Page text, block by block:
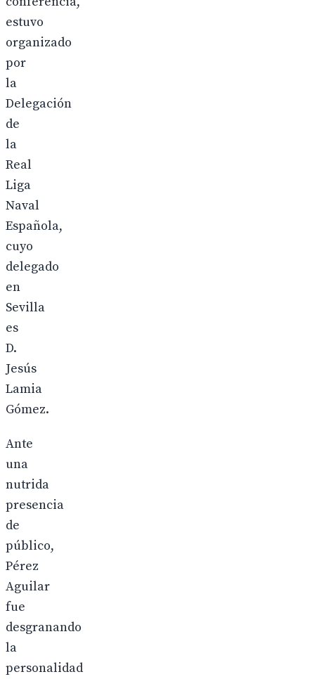
estuvo
organizado
por
la
Delegación
de
la
Real
Liga
Naval
Española,
cuyo
delegado
en
Sevilla
es
D.
Jesús
Lamia
Gómez.
Ante
una
nutrida
presencia
de
público,
Pérez
Aguilar
fue
desgranando
la
personalidad